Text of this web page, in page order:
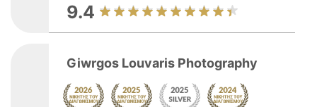
9.4
Giwrgos Louvaris Photography